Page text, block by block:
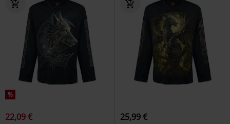
%
22,09 € 25,99 €